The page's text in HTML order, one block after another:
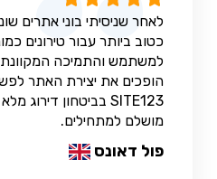
כטוב ביותר עבור טירונים
למשתמש והתמיכה המקוונת
הופכים את יצירת האתר
מושלם למתחילים.
פול דאונס